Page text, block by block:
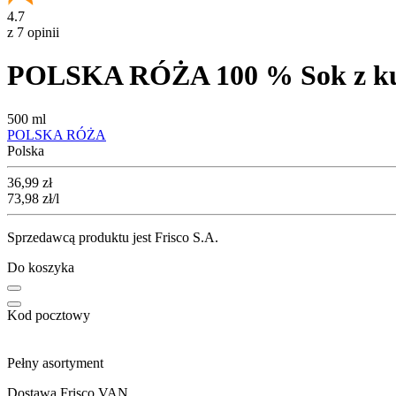
4.7
z 7 opinii
POLSKA RÓŻA 100 % Sok z
500 ml
POLSKA RÓŻA
Polska
Cena
36,99 zł
73,98 zł/l
Sprzedawcą produktu jest Frisco S.A.
Do koszyka
Kod pocztowy
Pełny asortyment
Dostawa Frisco VAN